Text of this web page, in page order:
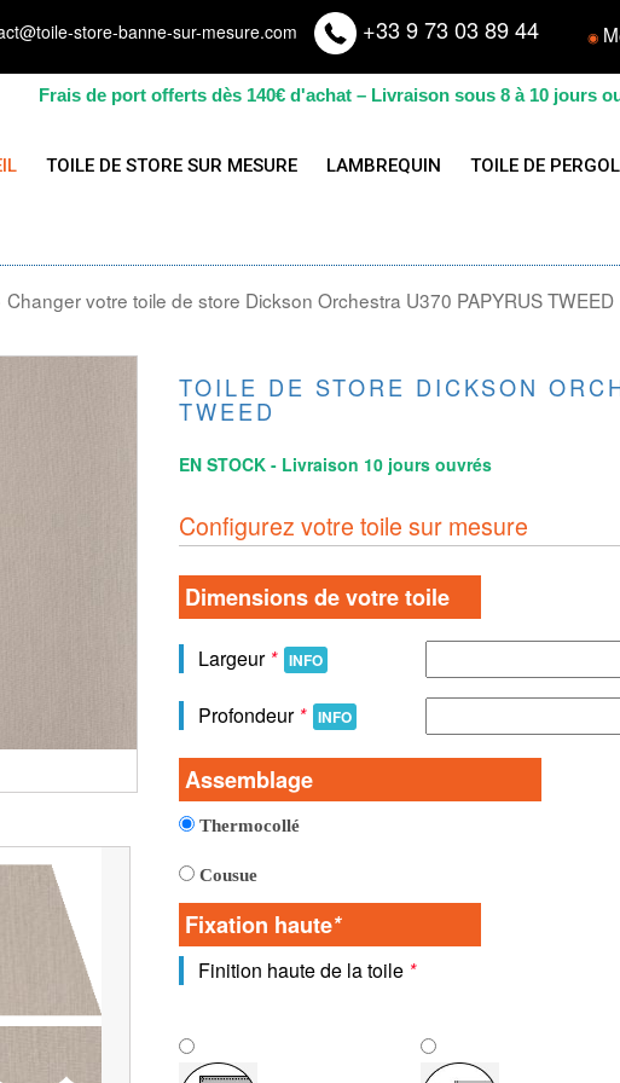
store-banne-sur-mesure.com +33 9 73 03 89 44 ◉
Frais de port offerts dès 140€ d'achat – Livraison sous 8 à 10 jours
TOILE DE STORE SUR MESURE LAMBREQUIN TOILE DE
Changer votre toile de store Dickson Orchestra U370 PAPYRUS TWEED
Vue detaillée de la toile
TOILE DE STORE DICKSON
TWEED
EN STOCK - Livraison 10 jours ouvrés
Configurez votre toile sur mesure
Dimensions de votre toile
Largeur * INFO
Profondeur * INFO
Assemblage
Thermocollé
Cousue
Fixation haute*
Finition haute de la toile *